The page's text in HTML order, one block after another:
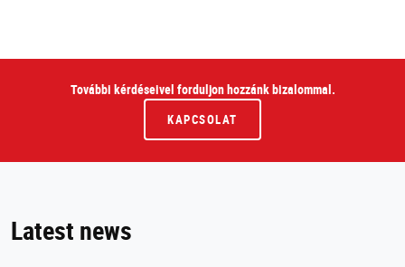
További kérdéseivel forduljon hozzánk bizalommal.
KAPCSOLAT
Latest news